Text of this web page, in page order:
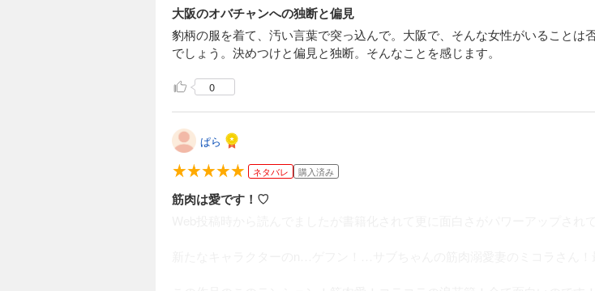
大阪のオバチャンへの独断と偏見
豹柄の服を着て、汚い言葉で突っ込んで。大阪で、そんな女性がいること
でしょう。決めつけと偏見と独断。そんなことを感じます。
0
ぱら
ネタバレ 購入済み
筋肉は愛です！♡